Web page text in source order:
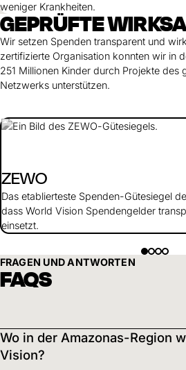
weniger Krankheiten.
GEPRÜFTE
Wir setzen Spenden transparent und
zertifizierte Organisation konnten wir in
251 Millionen Kinder durch Projekte des
Netzwerks unterstützen.
ZEWO
Das etablierteste Spenden-Gütesiegel
dass World Vision Spendengelder
einsetzt.
FRAGEN UND ANTWORTEN
FAQS
Wo in der Amazonas-Region
Vision?